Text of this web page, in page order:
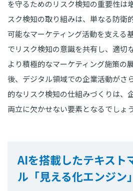
を守るためのリスク検知の重要性は
スク検知の取り組みは、単なる防衛
可能なマーケティング活動を支える
でリスク検知の意識を共有し、適切
より積極的なマーケティング施策の
後、デジタル領域での企業活動がさ
的なリスク検知の仕組みづくりは、
両立に欠かせない要素となるでしょう
AIを搭載したテキスト
ル「見える化エンジン」